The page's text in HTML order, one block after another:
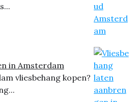
in Amsterdam
vliesbehang kopen?